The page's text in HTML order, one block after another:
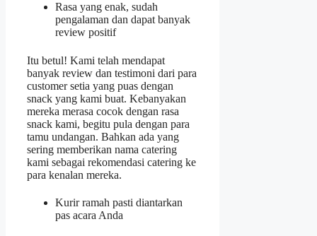
Rasa yang enak, sudah
pengalaman dan dapat banyak
review positif
Itu betul! Kami telah mendapat
banyak review dan testimoni dari para
customer setia yang puas dengan
snack yang kami buat. Kebanyakan
mereka merasa cocok dengan rasa
snack kami, begitu pula dengan para
tamu undangan. Bahkan ada yang
sering memberikan nama catering
kami sebagai rekomendasi catering ke
para kenalan mereka.
Kurir ramah pasti diantarkan
pas acara Anda